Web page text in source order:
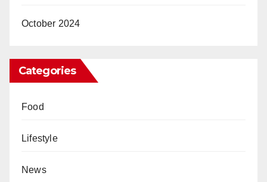
October 2024
Categories
Food
Lifestyle
News